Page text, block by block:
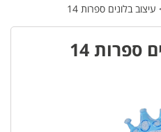
עיצוב בלונים ספרות 14
ספרות 14